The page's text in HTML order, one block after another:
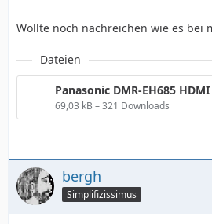
Wollte noch nachreichen wie es bei
Dateien
Panasonic DMR-EH685 HDMI
69,03 kB – 321 Downloads
bergh
Simplifizissimus